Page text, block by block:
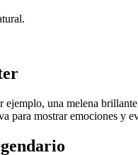
una melena
para mostrar emociones y